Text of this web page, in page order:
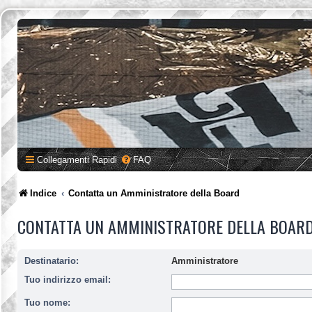
Collegamenti Rapidi FAQ
Indice Contatta un Amministratore della Board
CONTATTA UN AMMINISTRATORE DELLA
Destinatario:
Amministratore
Tuo indirizzo email:
Tuo nome: